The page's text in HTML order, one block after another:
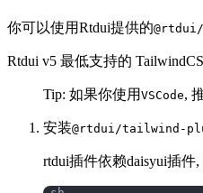
你可以使用Rtdui提供的
Rtdui v5 最低支持的
Tip: 如果你使用 VSCode,
安装@rtdui/tailwind-
rtdui插件依赖daisyui插